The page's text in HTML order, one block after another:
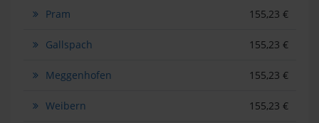
Pram 155,23 €
Gallspach 155,23 €
Meggenhofen 155,23 €
Weibern 155,23 €